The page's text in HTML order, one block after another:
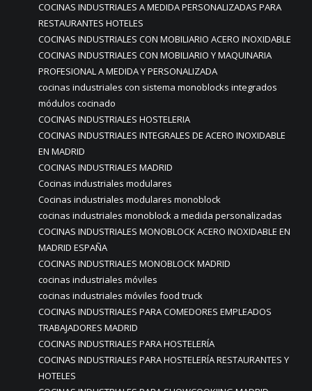
COCINAS INDUSTRIALES A MEDIDA PERSONALIZADAS PARA
RESTAURANTES HOTELES
COCINAS INDUSTRIALES CON MOBILIARIO ACERO INOXIDABLE
COCINAS INDUSTRIALES CON MOBILIARIO Y MAQUINARIA
PROFESIONAL A MEDIDA Y PERSONALIZADA
cocinas industriales con sistema monoblocks integrados
módulos cocinado
COCINAS INDUSTRIALES HOSTELERIA
COCINAS INDUSTRIALES INTEGRALES DE ACERO INOXIDABLE
EN MADRID
COCINAS INDUSTRIALES MADRID
Cocinas industriales modulares
Cocinas industriales modulares monoblock
cocinas industriales monoblock a medida personalizadas
COCINAS INDUSTRIALES MONOBLOCK ACERO INOXIDABLE EN
MADRID ESPAÑA
COCINAS INDUSTRIALES MONOBLOCK MADRID
cocinas industriales móviles
cocinas industriales móviles food truck
COCINAS INDUSTRIALES PARA COMEDORES EMPLEADOS
TRABAJADORES MADRID
COCINAS INDUSTRIALES PARA HOSTELERÍA
COCINAS INDUSTRIALES PARA HOSTELERÍA RESTAURANTES Y
HOTELES